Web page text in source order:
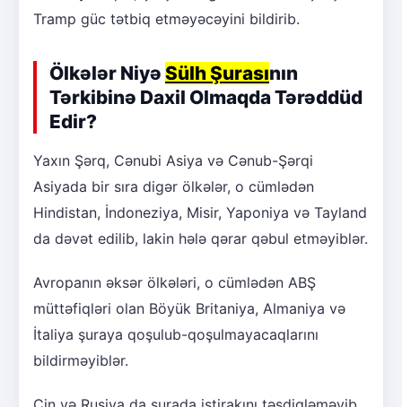
Tramp güc tətbiq etməyəcəyini bildirib.
Ölkələr Niyə Sülh Şurasının
Tərkibinə Daxil Olmaqda Tərəddüd
Edir?
Yaxın Şərq, Cənubi Asiya və Cənub-Şərqi
Asiyada bir sıra digər ölkələr, o cümlədən
Hindistan, İndoneziya, Misir, Yaponiya və Tayland
da dəvət edilib, lakin hələ qərar qəbul etməyiblər.
Avropanın əksər ölkələri, o cümlədən ABŞ
müttəfiqləri olan Böyük Britaniya, Almaniya və
İtaliya şuraya qoşulub-qoşulmayacaqlarını
bildirməyiblər.